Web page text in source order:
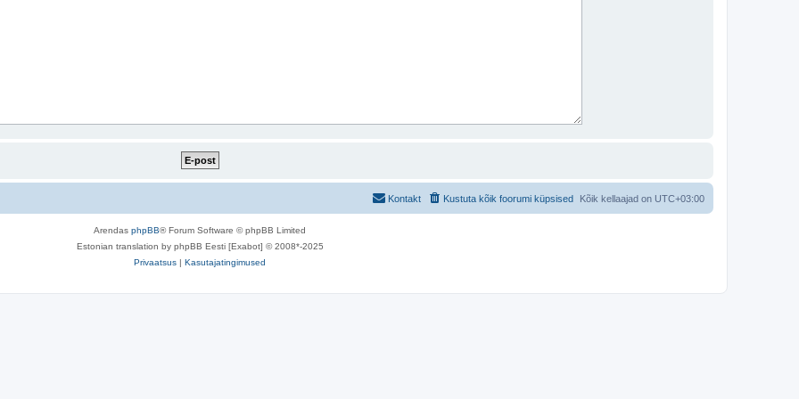
Kõik kellaajad on UTC+03:00
Kustuta kõik foorumi küpsised
Kontakt
Arendas phpBB® Forum Software © phpBB Limited
Estonian translation by phpBB Eesti [Exabot] © 2008*-2025
Privaatsus | Kasutajatingimused